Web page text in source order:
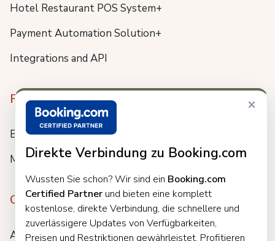
×
Direkte Verbindung zu Booking.com
Wussten Sie schon? Wir sind ein Booking.com
Certified Partnerund bieten eine komplett
kostenlose, direkte Verbindung, die schnellere und
zuverlässigere Updates von Verfügbarkeiten,
Preisen und Restriktionen gewährleistet. Profitieren
Hotel Restaurant POS System+
Payment Automation Solution+
Integrations and API
Resources
Blog
Meet us
Company
About